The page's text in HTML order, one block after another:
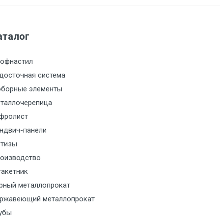
за МКАД
за МКАД
за МКАД
за МКАД
за МКАД
с транспортным
система
элементы
панели
металлопрокат
металлопрокат